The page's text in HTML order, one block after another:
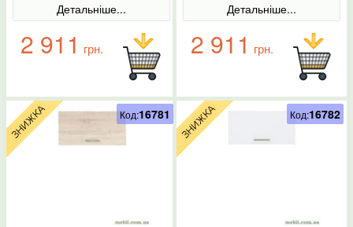
Детальніше...
2 911 грн.
Детальніше...
2 911 грн.
Код:16781 Код:16782